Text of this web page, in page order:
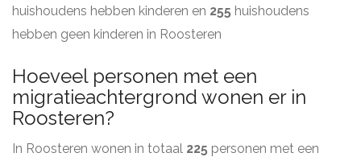
huishoudens hebben kinderen en 255 huishoudens
hebben geen kinderen in Roosteren
Hoeveel personen met een
migratieachtergrond wonen er in
Roosteren?
In Roosteren wonen in totaal 225 personen met een